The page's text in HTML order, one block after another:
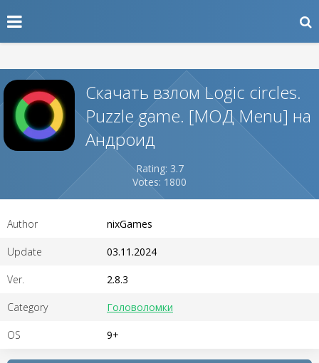
Скачать взлом Logic circles.
Puzzle game. [МОД Menu] на
Андроид
Rating: 3.7
Votes: 1800
Author nixGames
Update 03.11.2024
Ver. 2.8.3
Category Головоломки
OS 9+